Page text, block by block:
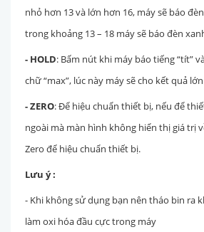
nhỏ hơn 13 và lớn hơn 16, máy sẽ báo
trong khoảng 13 – 18 máy sẽ báo đèn
- HOLD: Bấm nút khi máy báo tiếng “tít”
chữ “max”, lúc này máy sẽ cho kết quả
- ZERO: Để hiệu chuẩn thiết bị, nếu để
ngoài mà màn hình không hiển thị giá trị
Zero để hiệu chuẩn thiết bị.
Lưu ý :
- Khi không sử dụng bạn nên tháo bin ra
làm oxi hóa đầu cực trong máy